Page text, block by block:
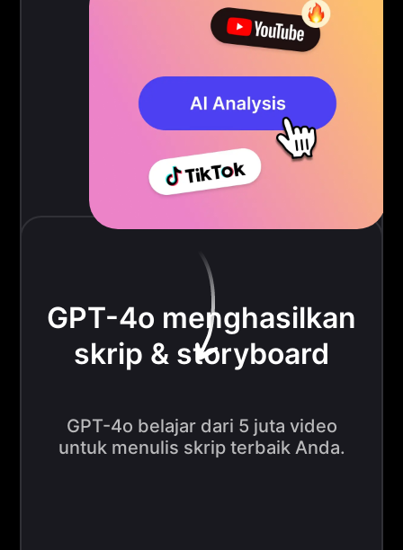
GPT-4o menghasilkan
skrip & storyboard
GPT-4o belajar dari 5 juta video
untuk menulis skrip terbaik Anda.